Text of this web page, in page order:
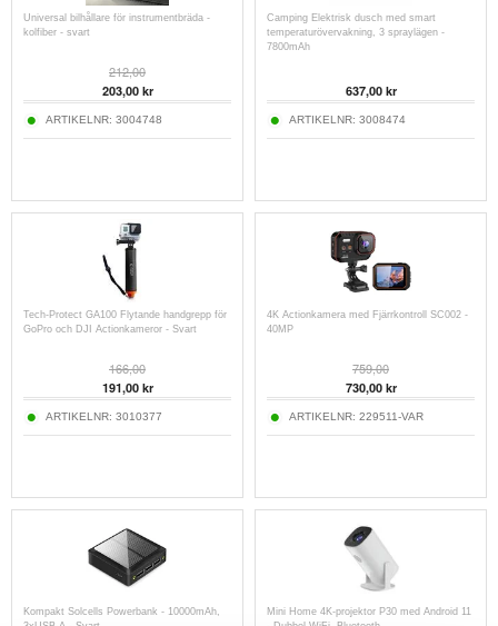
Universal bilhållare för instrumentbräda -
kolfiber - svart
212,00
203,00kr
ARTIKELNR: 3004748
Camping Elektrisk dusch med smart
temperaturövervakning, 3 spraylägen -
7800mAh
637,00kr
ARTIKELNR: 3008474
Tech-Protect GA100 Flytande handgrepp för
GoPro och DJI Actionkameror - Svart
166,00
191,00kr
ARTIKELNR: 3010377
4K Actionkamera med Fjärrkontroll SC002 -
40MP
759,00
730,00kr
ARTIKELNR: 229511-VAR
Kompakt Solcells Powerbank - 10000mAh,
Mini Home 4K-projektor P30 med Android 11